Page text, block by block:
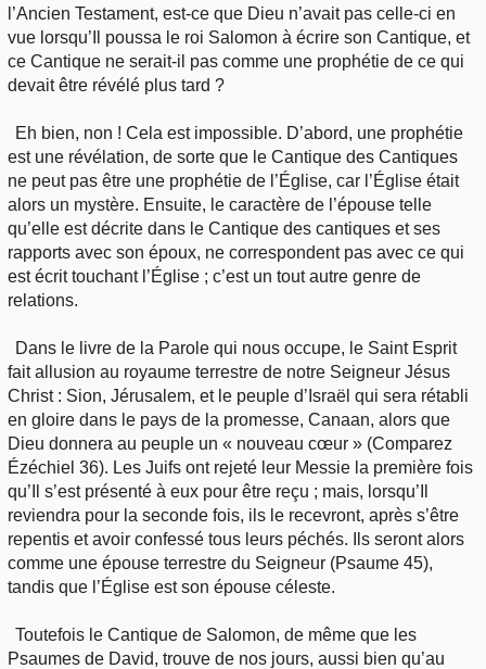
l’Ancien Testament, est-ce que Dieu n’avait pas celle-ci en
vue lorsqu’Il poussa le roi Salomon à écrire son Cantique, et
ce Cantique ne serait-il pas comme une prophétie de ce qui
devait être révélé plus tard ?
Eh bien, non ! Cela est impossible. D’abord, une prophétie
est une révélation, de sorte que le Cantique des Cantiques
ne peut pas être une prophétie de l’Église, car l’Église était
alors un mystère. Ensuite, le caractère de l’épouse telle
qu’elle est décrite dans le Cantique des cantiques et ses
rapports avec son époux, ne correspondent pas avec ce qui
est écrit touchant l’Église ; c’est un tout autre genre de
relations.
Dans le livre de la Parole qui nous occupe, le Saint Esprit
fait allusion au royaume terrestre de notre Seigneur Jésus
Christ : Sion, Jérusalem, et le peuple d’Israël qui sera rétabli
en gloire dans le pays de la promesse, Canaan, alors que
Dieu donnera au peuple un « nouveau cœur » (Comparez
Ézéchiel 36). Les Juifs ont rejeté leur Messie la première fois
qu’Il s’est présenté à eux pour être reçu ; mais, lorsqu’Il
reviendra pour la seconde fois, ils le recevront, après s’être
repentis et avoir confessé tous leurs péchés. Ils seront alors
comme une épouse terrestre du Seigneur (Psaume 45),
tandis que l’Église est son épouse céleste.
Toutefois le Cantique de Salomon, de même que les
Psaumes de David, trouve de nos jours, aussi bien qu’au